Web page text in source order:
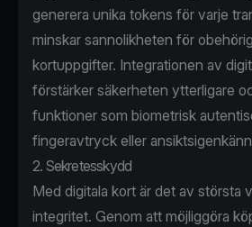
generera unika tokens för varje
minskar sannolikheten för
kortuppgifter. Integrationen av
förstärker säkerheten ytterligare
funktioner som biometrisk
fingeravtryck eller
2. Sekretesskydd
Med digitala kort är det av största
integritet. Genom att möjliggöra